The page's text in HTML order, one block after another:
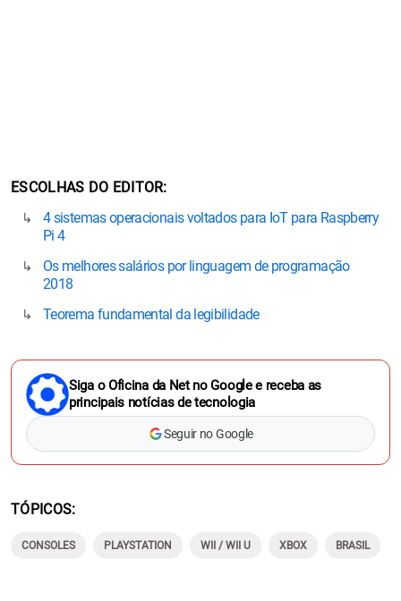
ESCOLHAS DO EDITOR
4 sistemas operacionais voltados para IoT para Raspberry
Pi 4
Os melhores salários por linguagem de programação
2018
Teorema fundamental da legibilidade
Siga o Oficina da Net no Google e receba as
principais notícias de tecnologia
Seguir no Google
TÓPICOS
CONSOLES PLAYSTATION WII / WII U XBOX BRASIL